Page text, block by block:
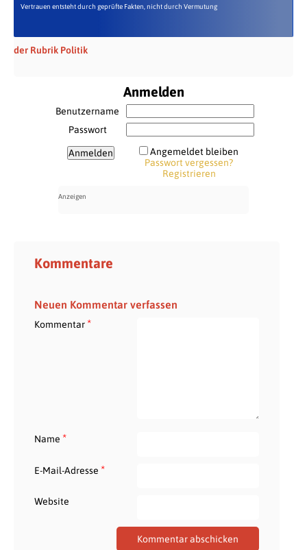
Vertrauen entsteht durch geprüfte Fakten, nicht durch Vermutung
der Rubrik Politik
Anmelden
Benutzername
Passwort
Angemeldet bleiben
Passwort vergessen?
Registrieren
Kommentare
Neuen Kommentar verfassen
Kommentar*
Name *
E-Mail-Adresse *
Website